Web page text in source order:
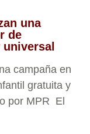
una
de
campaña en
gratuita y
por MPR El